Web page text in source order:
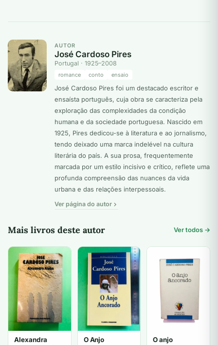
AUTOR
José Cardoso Pires
Portugal · 1925–2008
romance conto ensaio
José Cardoso Pires foi um destacado escritor e
ensaísta português, cuja obra se caracteriza pela
exploração das complexidades da condição
humana e da sociedade portuguesa. Nascido em
1925, Pires dedicou-se à literatura e ao jornalismo,
tendo deixado uma marca indelével na cultura
literária do país. A sua prosa, frequentemente
marcada por um estilo incisivo e crítico, reflete uma
profunda compreensão das nuances da vida
urbana e das relações interpessoais.
Ver página do autor
Mais livros deste autor Ver todos →
Alexandra
O Anjo
O anjo